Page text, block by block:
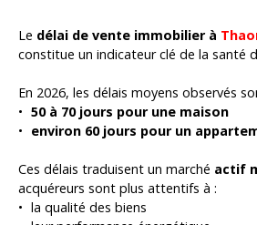
Le délai de vente immobilier à
constitue un indicateur clé de la santé
En 2026, les délais moyens observés
50 à 70 jours pour une maison
environ 60 jours pour un
Ces délais traduisent un marché actif
acquéreurs sont plus attentifs à :
la qualité des biens